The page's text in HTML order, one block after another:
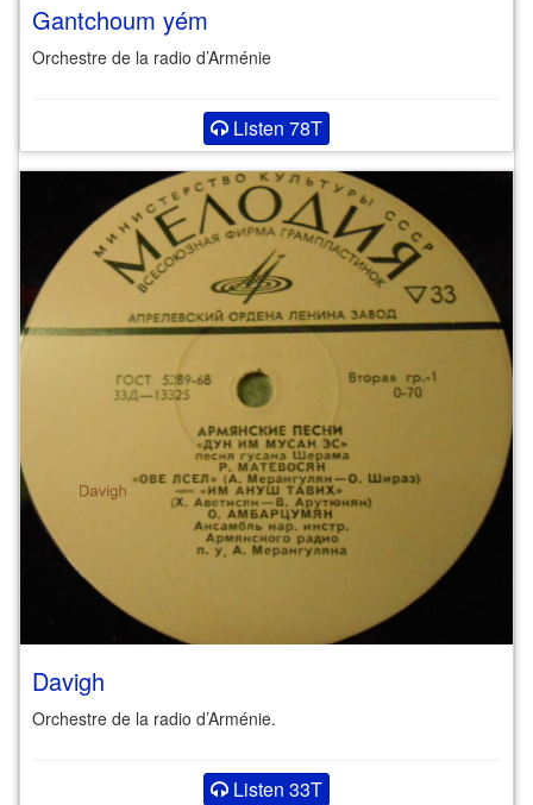
Gantchoum yém
Orchestre de la radio d’Arménie
Listen 78T
Davigh
Orchestre de la radio d’Arménie.
Listen 33T